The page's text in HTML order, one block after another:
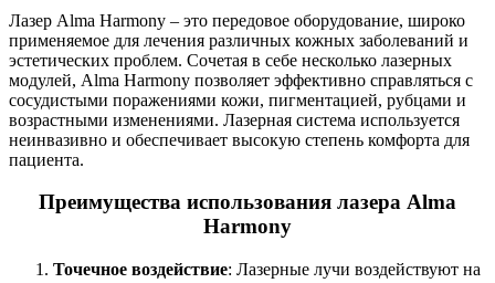
Лазер Alma Harmony – это передовое оборудование, широко
применяемое для лечения различных кожных заболеваний и
эстетических проблем. Сочетая в себе несколько лазерных
модулей, Alma Harmony позволяет эффективно справляться с
сосудистыми поражениями кожи, пигментацией, рубцами и
возрастными изменениями. Лазерная система используется
неинвазивно и обеспечивает высокую степень комфорта для
пациента.
Преимущества использования лазера Alma
Harmony
Точечное воздействие: Лазерные лучи воздействуют на